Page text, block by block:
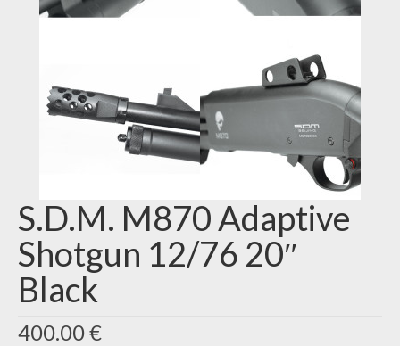
S.D.M. M870 Adaptive
Shotgun 12/76 20″
Black
400.00€